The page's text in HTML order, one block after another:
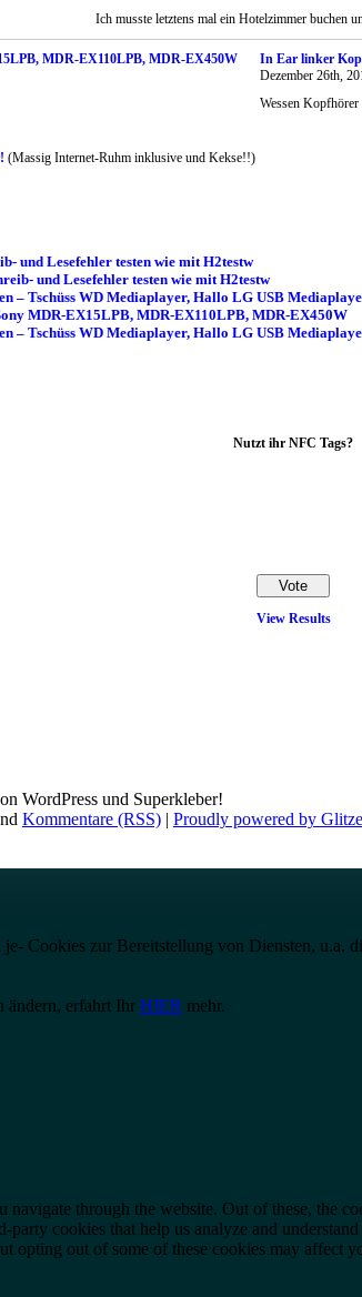
Ich musste letztens mal ein Hotelzimmer buchen
In Ear linker
Dezember 26th,
Wessen
(Massig Internet-Ruhm inklusive und Kekse!!)
und Lesefehler testen wie mit H2testw
und Lesefehler testen wie mit H2testw
– Tschüss WD Mediaplayer, Hallo LG USB
MDR-EX15LPB, MDR-EX110LPB, MDR-EX450W
– Tschüss WD Mediaplayer, Hallo LG USB
Nutzt ihr NFC Tags?
View Results
WordPress und Superkleber!
Kommentare (RSS)| Proudly powered by
Cookies zur Bereitstellung von Diensten, u.a.
ändern, erfahrt Ihr HIER mehr.
through the website. Out of these, the
cookies that help us analyze and
opting out of some of these cookies may affect